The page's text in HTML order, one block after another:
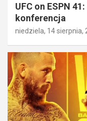
UFC on ESPN
konferencja
niedziela, 14 sierpnia,